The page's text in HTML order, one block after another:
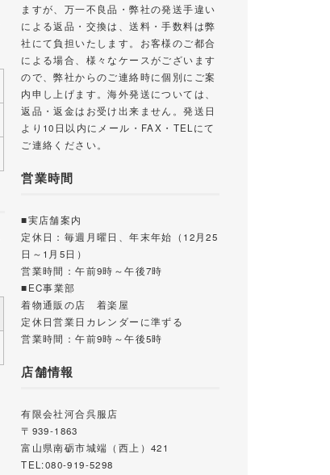
ますが、万一不良品・弊社の発送手違い
による返品・交換は、送料・手数料は弊
社にて負担いたします。お客様のご都合
による場合、様々なケースがございます
ので、弊社からのご連絡時に個別にご案
内申し上げます。海外発送については、
返品・返金はお受け出来ません。発送日
より10日以内にメール・FAX・TELにて
ご連絡ください。
営業時間
■実店舗案内
定休日：毎週月曜日、年末年始（12月25
日～1月5日）
営業時間：午前9時～午後7時
■EC事業部
着物通販の店 着楽屋
定休日営業日カレンダーに準ずる
営業時間：午前9時～午後5時
店舗情報
有限会社河合呉服店
〒939-1863
富山県南砺市城端（西上）421
TEL:080-919-5298